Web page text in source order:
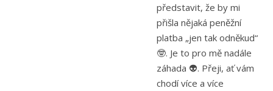
představit, že by mi
přišla nějaká peněžní
platba „jen tak odněkud“
🤓. Je to pro mě nadále
záhada 👽. Přeji, ať vám
chodí více a více